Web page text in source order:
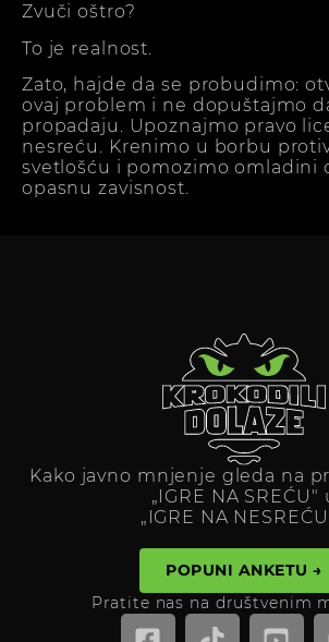
Zvuči oštro?
To je realnost.
Zato, hajde da se probudimo:
ovaj problem i ne dopuštajmo
propadaju. Upoznajmo pravo
nesreću. Krenimo u borbu
svetlošću i pomozimo omladini
opasnu zavisnost.
Kako javno mnjenje gleda na
„IGRE NA SREĆU"
„IGRE NA
POPUNI ANKETU →
Pratite nas na društvenim